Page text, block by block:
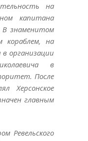
на
капитана
В знаменитом
кораблем, на
организации
в
После
Херсонское
главным
Ревельского